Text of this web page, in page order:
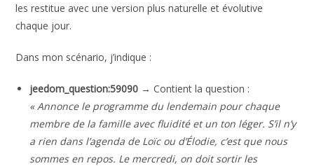
les restitue avec une version plus naturelle et évolutive
chaque jour.
Dans mon scénario, j’indique :
jeedom_question:59090 → Contient la question :
« Annonce le programme du lendemain pour chaque
membre de la famille avec fluidité et un ton léger. S’il n’y
a rien dans l’agenda de Loïc ou d’Élodie, c’est que nous
sommes en repos. Le mercredi, on doit sortir les